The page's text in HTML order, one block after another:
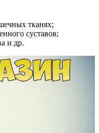
тканях;
суставов;
и др.